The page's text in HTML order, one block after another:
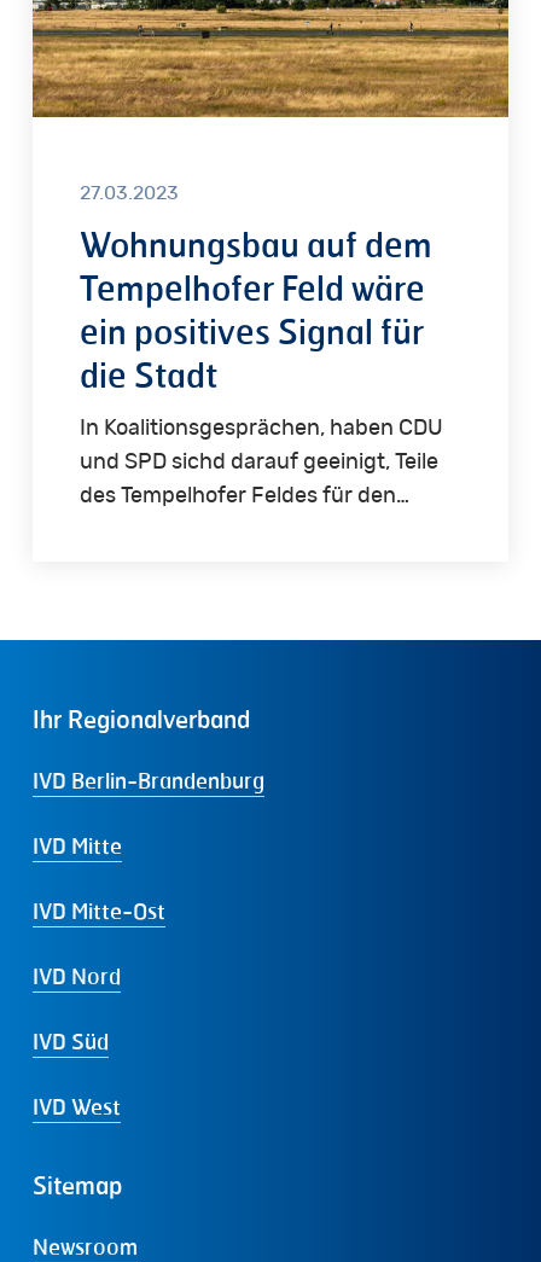
ein
positives
Signal
für
Stadt27.03.2023
Wohnungsbau auf dem
Tempelhofer Feld wäre
ein positives Signal für
die Stadt
In Koalitionsgesprächen, haben CDU
und SPD sichd darauf geeinigt, Teile
des Tempelhofer Feldes für den…
Ihr Regionalverband
IVD Berlin-Brandenburg
IVD Mitte
IVD Mitte-Ost
IVD Nord
IVD Süd
IVD West
Sitemap
Newsroom